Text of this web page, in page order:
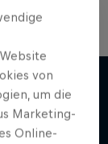
von
um die
Marketing-
Online-